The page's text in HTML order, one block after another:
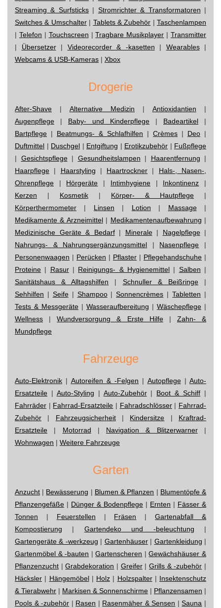
Streaming & Surfsticks| Stromrichter & Transformatoren |
Switches & Umschalter| Tablets & Zubehör | Taschenlampen
| Telefon | Touchscreen |Tragbare Musikplayer | Transmitter
| Übersetzer| Videorecorder & -kasetten | Wearables|
Webcams & USB-Kameras | Xbox
Drogerie
After-Shave | Alternative Medizin | Antioxidantien |
Augenpflege | Baby- und Kinderpflege | Badeartikel |
Bartpflege | Beatmungs- & Schlafhilfen | Crèmes | Deo |
Duftmittel | Duschgel | Entgiftung | Erotikzubehör | Fußpflege
| Gesichtspflege| Gesundheitslampen | Haarentfernung |
Haarpflege | Haarstyling | Haartrockner | Hals-, Nasen-,
Ohrenpflege | Hörgeräte | Intimhygiene| Inkontinenz |
Kerzen | Kosmetik | Körper- & Hautpflege |
Körperthermometer | Linsen | Lotion | Massage|
Medikamente & Arzneimittel| Medikamentenaufbewahrung |
Medizinische Geräte & Bedarf| Minerale| Nagelpflege|
Nahrungs- & Nahrungsergänzungsmittel | Nasenpflege |
Personenwaagen | Perücken | Pflaster | Pflegehandschuhe |
Proteine | Rasur| Reinigungs- & Hygienemittel | Salben |
Sanitätshaus & Alltagshilfen | Schnuller & Beißringe|
Sehhilfen | Seife| Shampoo|Sonnencrèmes |Tabletten |
Tests & Messgeräte | Wasseraufbereitung | Wäschepflege |
Wellness |Wundversorgung & Erste Hilfe| Zahn- &
Mundpflege
Fahrzeuge
Auto-Elektronik | Autoreifen & -Felgen | Autopflege| Auto-
Ersatzteile | Auto-Styling | Auto-Zubehör| Boot & Schiff |
Fahrräder | Fahrrad-Ersatzteile | Fahradschlösser| Fahrrad-
Zubehör | Fahrzeugsicherheit| Kindersitze | Kraftrad-
Ersatzteile | Motorrad | Navigation & Blitzerwarner|
Wohnwagen | Weitere Fahrzeuge
Garten
Anzucht | Bewässerung | Blumen & Pflanzen | Blumentöpfe &
Pflanzengefäße | Dünger & Bodenpflege | Ernten | Fässer &
Tonnen | Feuerstellen | Fräsen |Gartenabfall &
Kompostierung | Gartendeko und -beleuchtung |
Gartengeräte & -werkzeug | Gartenhäuser| Gartenkleidung |
Gartenmöbel & -bauten |Gartenscheren |Gewächshäuser &
Pflanzenzucht |Grabdekoration | Greifer|Grills & -zubehör |
Häcksler | Hängemöbel| Holz | Holzspalter| Insektenschutz
& Tierabwehr | Markisen & Sonnenschirme | Pflanzensamen |
Pools & -zubehör | Rasen | Rasenmäher & Sensen |Sauna |